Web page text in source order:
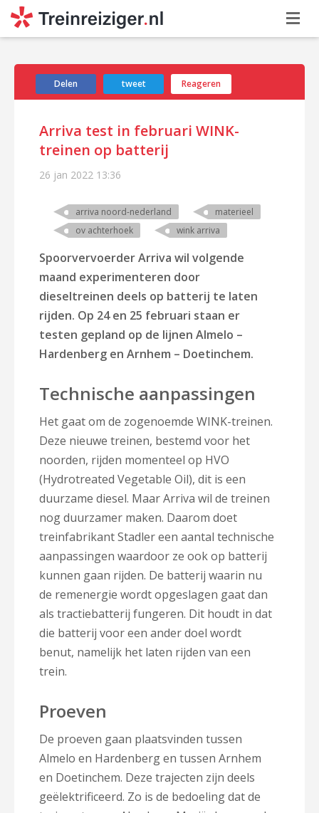
Delen tweet Reageren
Arriva test in februari WINK-
treinen op batterij
26 jan 2022 13:36
arriva noord-nederland
materieel
ov achterhoek
wink arriva
Spoorvervoerder Arriva wil volgende
maand experimenteren door
dieseltreinen deels op batterij te laten
rijden. Op 24 en 25 februari staan er
testen gepland op de lijnen Almelo –
Hardenberg en Arnhem – Doetinchem.
Technische aanpassingen
Het gaat om de zogenoemde WINK-treinen.
Deze nieuwe treinen, bestemd voor het
noorden, rijden momenteel op HVO
(Hydrotreated Vegetable Oil), dit is een
duurzame diesel. Maar Arriva wil de treinen
nog duurzamer maken. Daarom doet
treinfabrikant Stadler een aantal technische
aanpassingen waardoor ze ook op batterij
kunnen gaan rijden. De batterij waarin nu
de remenergie wordt opgeslagen gaat dan
als tractiebatterij fungeren. Dit houdt in dat
die batterij voor een ander doel wordt
benut, namelijk het laten rijden van een
trein.
Proeven
De proeven gaan plaatsvinden tussen
Almelo en Hardenberg en tussen Arnhem
en Doetinchem. Deze trajecten zijn deels
geëlektrificeerd. Zo is de bedoeling dat de